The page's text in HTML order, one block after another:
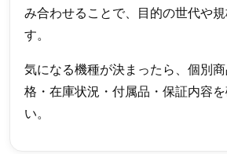
み合わせることで、目的の世代や
す。
気になる機種が決まったら、個別
格・在庫状況・付属品・保証内容
い。